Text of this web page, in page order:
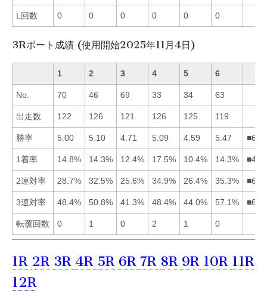
L回数 0 0 0 0 0 0
3Rボート成績 (使用開始2025年11月4日)
1 2 3 4 5 6
No. 70 46 69 33 34 63
出走数 122 126 121 126 125 119
勝率 5.00 5.10 4.71 5.09 4.59 5.47
1着率 14.8% 14.3% 12.4% 17.5% 10.4% 14.3%
2連対率 28.7% 32.5% 25.6% 34.9% 26.4% 35.3%
3連対率 48.4% 50.8% 41.3% 48.4% 44.0% 57.1%
転覆回数 0 1 0 2 1 0
1R 2R 3R 4R 5R 6R 7R 8R 9R 10R 11R
12R